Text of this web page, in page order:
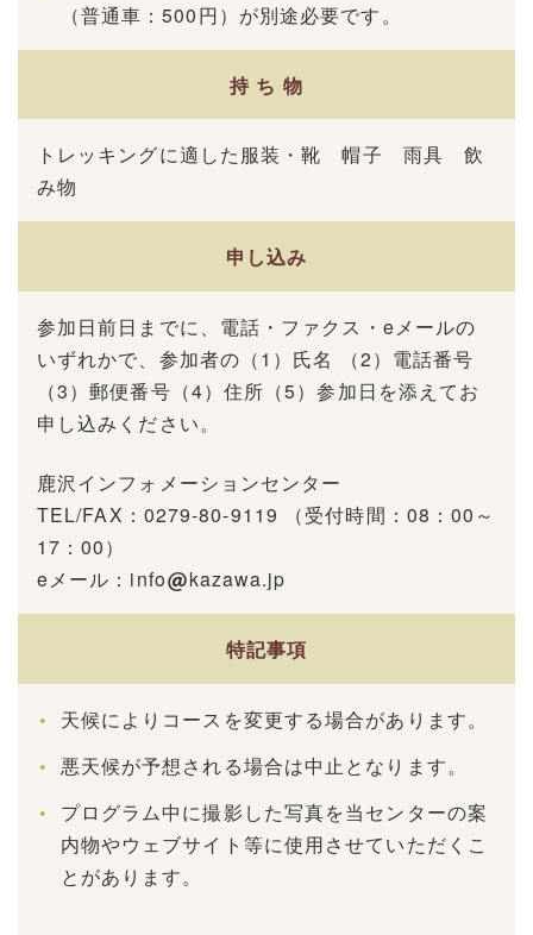
（普通車：500円）が別途必要です。
持 ち 物
トレッキングに適した服装・靴 帽子 雨具 飲
み物
申し込み
参加日前日までに、電話・ファクス・eメールの
いずれかで、参加者の（1）氏名 （2）電話番号
（3）郵便番号（4）住所（5）参加日を添えてお
申し込みください。
鹿沢インフォメーションセンター
TEL/FAX：0279-80-9119 （受付時間：08：00～
17：00）
eメール：info
kazawa.jp
特記事項
天候によりコースを変更する場合があります。
悪天候が予想される場合は中止となります。
プログラム中に撮影した写真を当センターの案
内物やウェブサイト等に使用させていただくこ
とがあります。